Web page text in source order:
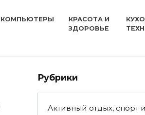
КОМПЬЮТЕРЫ
КРАСОТА И
ЗДОРОВЬЕ
Рубрики
Активный отдых, спорт